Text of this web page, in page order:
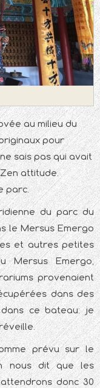
au milieu du
pour
sais pas qui avait
attitude.
parc.
du parc du
le Mersus Emergo
et autres petites
Mersus Emergo,
provenaient
dans des
ce bateau: je
prévu sur le
nous dit que les
attendrons donc 30